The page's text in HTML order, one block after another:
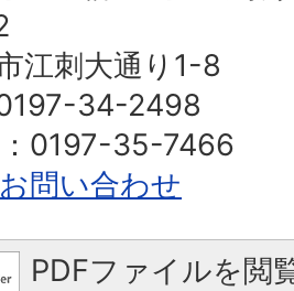
江刺大通り1-8
34-2498
0197-35-7466
問い合わせ
PDFファイルを閲